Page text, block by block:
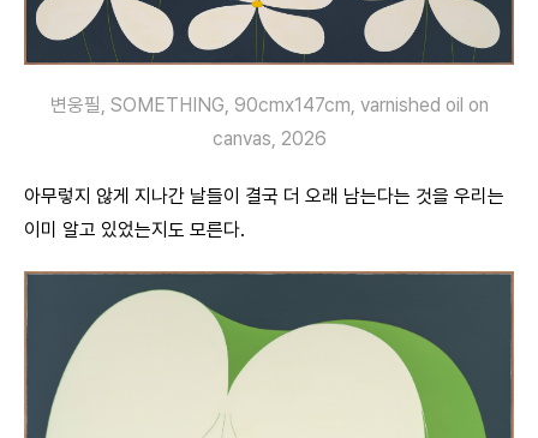
변웅필, SOMETHING, 90cmx147cm, varnished oil on
canvas, 2026
아무렇지 않게 지나간 날들이 결국 더 오래 남는다는 것을 우리는
이미 알고 있었는지도 모른다.